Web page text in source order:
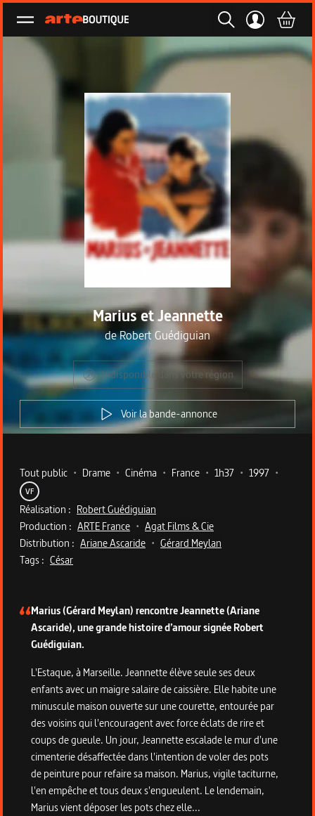
Ouvrir le menu
Marius et Jeannette
deRobert Guédiguian
Indisponible dans votre région
Voir la bande-annonce
Metadata du programme
Tout public • Drame • Cinéma • France • 1h37 • 1997 •
VF
Réalisation : Robert Guédiguian
Production : ARTE France • Agat Films & Cie
Distribution : Ariane Ascaride • Gérard Meylan
Tags : César
Marius (Gérard Meylan) rencontre Jeannette (Ariane
Ascaride), une grande histoire d’amour signée Robert
Guédiguian.
L'Estaque, à Marseille. Jeannette élève seule ses deux
enfants avec un maigre salaire de caissière. Elle habite une
minuscule maison ouverte sur une courette, entourée par
des voisins qui l'encouragent avec force éclats de rire et
coups de gueule. Un jour, Jeannette escalade le mur d'une
cimenterie désaffectée dans l'intention de voler des pots
de peinture pour refaire sa maison. Marius, vigile taciturne,
l'en empêche et tous deux s'engueulent. Le lendemain,
Marius vient déposer les pots chez elle...